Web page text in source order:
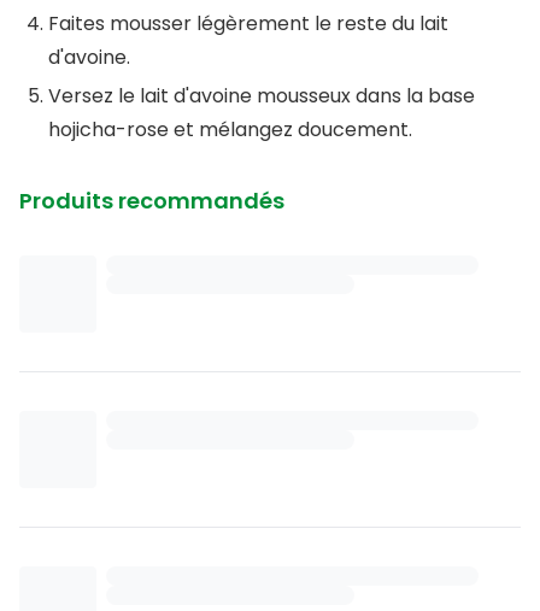
Faites mousser légèrement le reste du lait
d'avoine.
Versez le lait d'avoine mousseux dans la base
hojicha-rose et mélangez doucement.
Produits recommandés